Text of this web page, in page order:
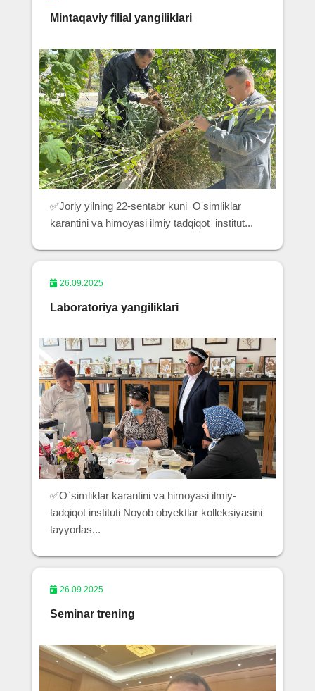
Mintaqaviy filial yangiliklari
✅Joriy yilning 22-sentabr kuni Oʻsimliklar
karantini va himoyasi ilmiy tadqiqot institut...
26.09.2025
Laboratoriya yangiliklari
✅O`simliklar karantini va himoyasi ilmiy-
tadqiqot instituti Noyob obyektlar kolleksiyasini
tayyorlas...
26.09.2025
Seminar trening